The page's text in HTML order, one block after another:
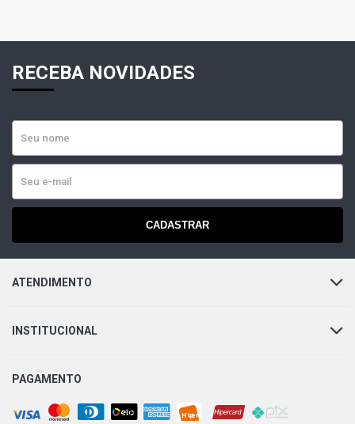
RECEBA NOVIDADES
CADASTRAR
ATENDIMENTO
INSTITUCIONAL
PAGAMENTO